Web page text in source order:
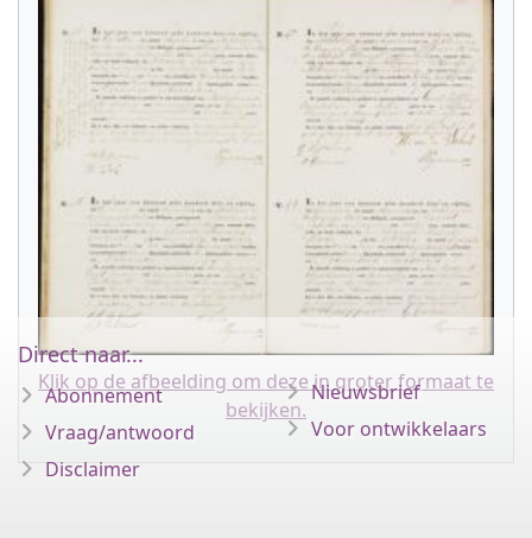
Klik op de afbeelding om deze in groter formaat te
bekijken.
Direct naar...
Abonnement
Vraag/antwoord
Disclaimer
Nieuwsbrief
Voor ontwikkelaars